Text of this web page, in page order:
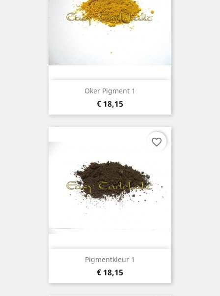
Oker Pigment 1
Prijs
€ 18,15
Pigmentkleur 1
Prijs
€ 18,15
favorite_border